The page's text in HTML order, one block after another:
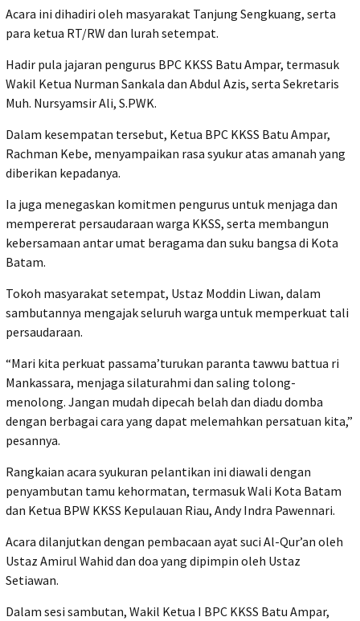
Acara ini dihadiri oleh masyarakat Tanjung Sengkuang, serta
para ketua RT/RW dan lurah setempat.
Hadir pula jajaran pengurus BPC KKSS Batu Ampar, termasuk
Wakil Ketua Nurman Sankala dan Abdul Azis, serta Sekretaris
Muh. Nursyamsir Ali, S.PWK.
Dalam kesempatan tersebut, Ketua BPC KKSS Batu Ampar,
Rachman Kebe, menyampaikan rasa syukur atas amanah yang
diberikan kepadanya.
Ia juga menegaskan komitmen pengurus untuk menjaga dan
mempererat persaudaraan warga KKSS, serta membangun
kebersamaan antar umat beragama dan suku bangsa di Kota
Batam.
Tokoh masyarakat setempat, Ustaz Moddin Liwan, dalam
sambutannya mengajak seluruh warga untuk memperkuat tali
persaudaraan.
“Mari kita perkuat passama’turukan paranta tawwu battua ri
Mankassara, menjaga silaturahmi dan saling tolong-
menolong. Jangan mudah dipecah belah dan diadu domba
dengan berbagai cara yang dapat melemahkan persatuan kita,”
pesannya.
Rangkaian acara syukuran pelantikan ini diawali dengan
penyambutan tamu kehormatan, termasuk Wali Kota Batam
dan Ketua BPW KKSS Kepulauan Riau, Andy Indra Pawennari.
Acara dilanjutkan dengan pembacaan ayat suci Al-Qur’an oleh
Ustaz Amirul Wahid dan doa yang dipimpin oleh Ustaz
Setiawan.
Dalam sesi sambutan, Wakil Ketua I BPC KKSS Batu Ampar,